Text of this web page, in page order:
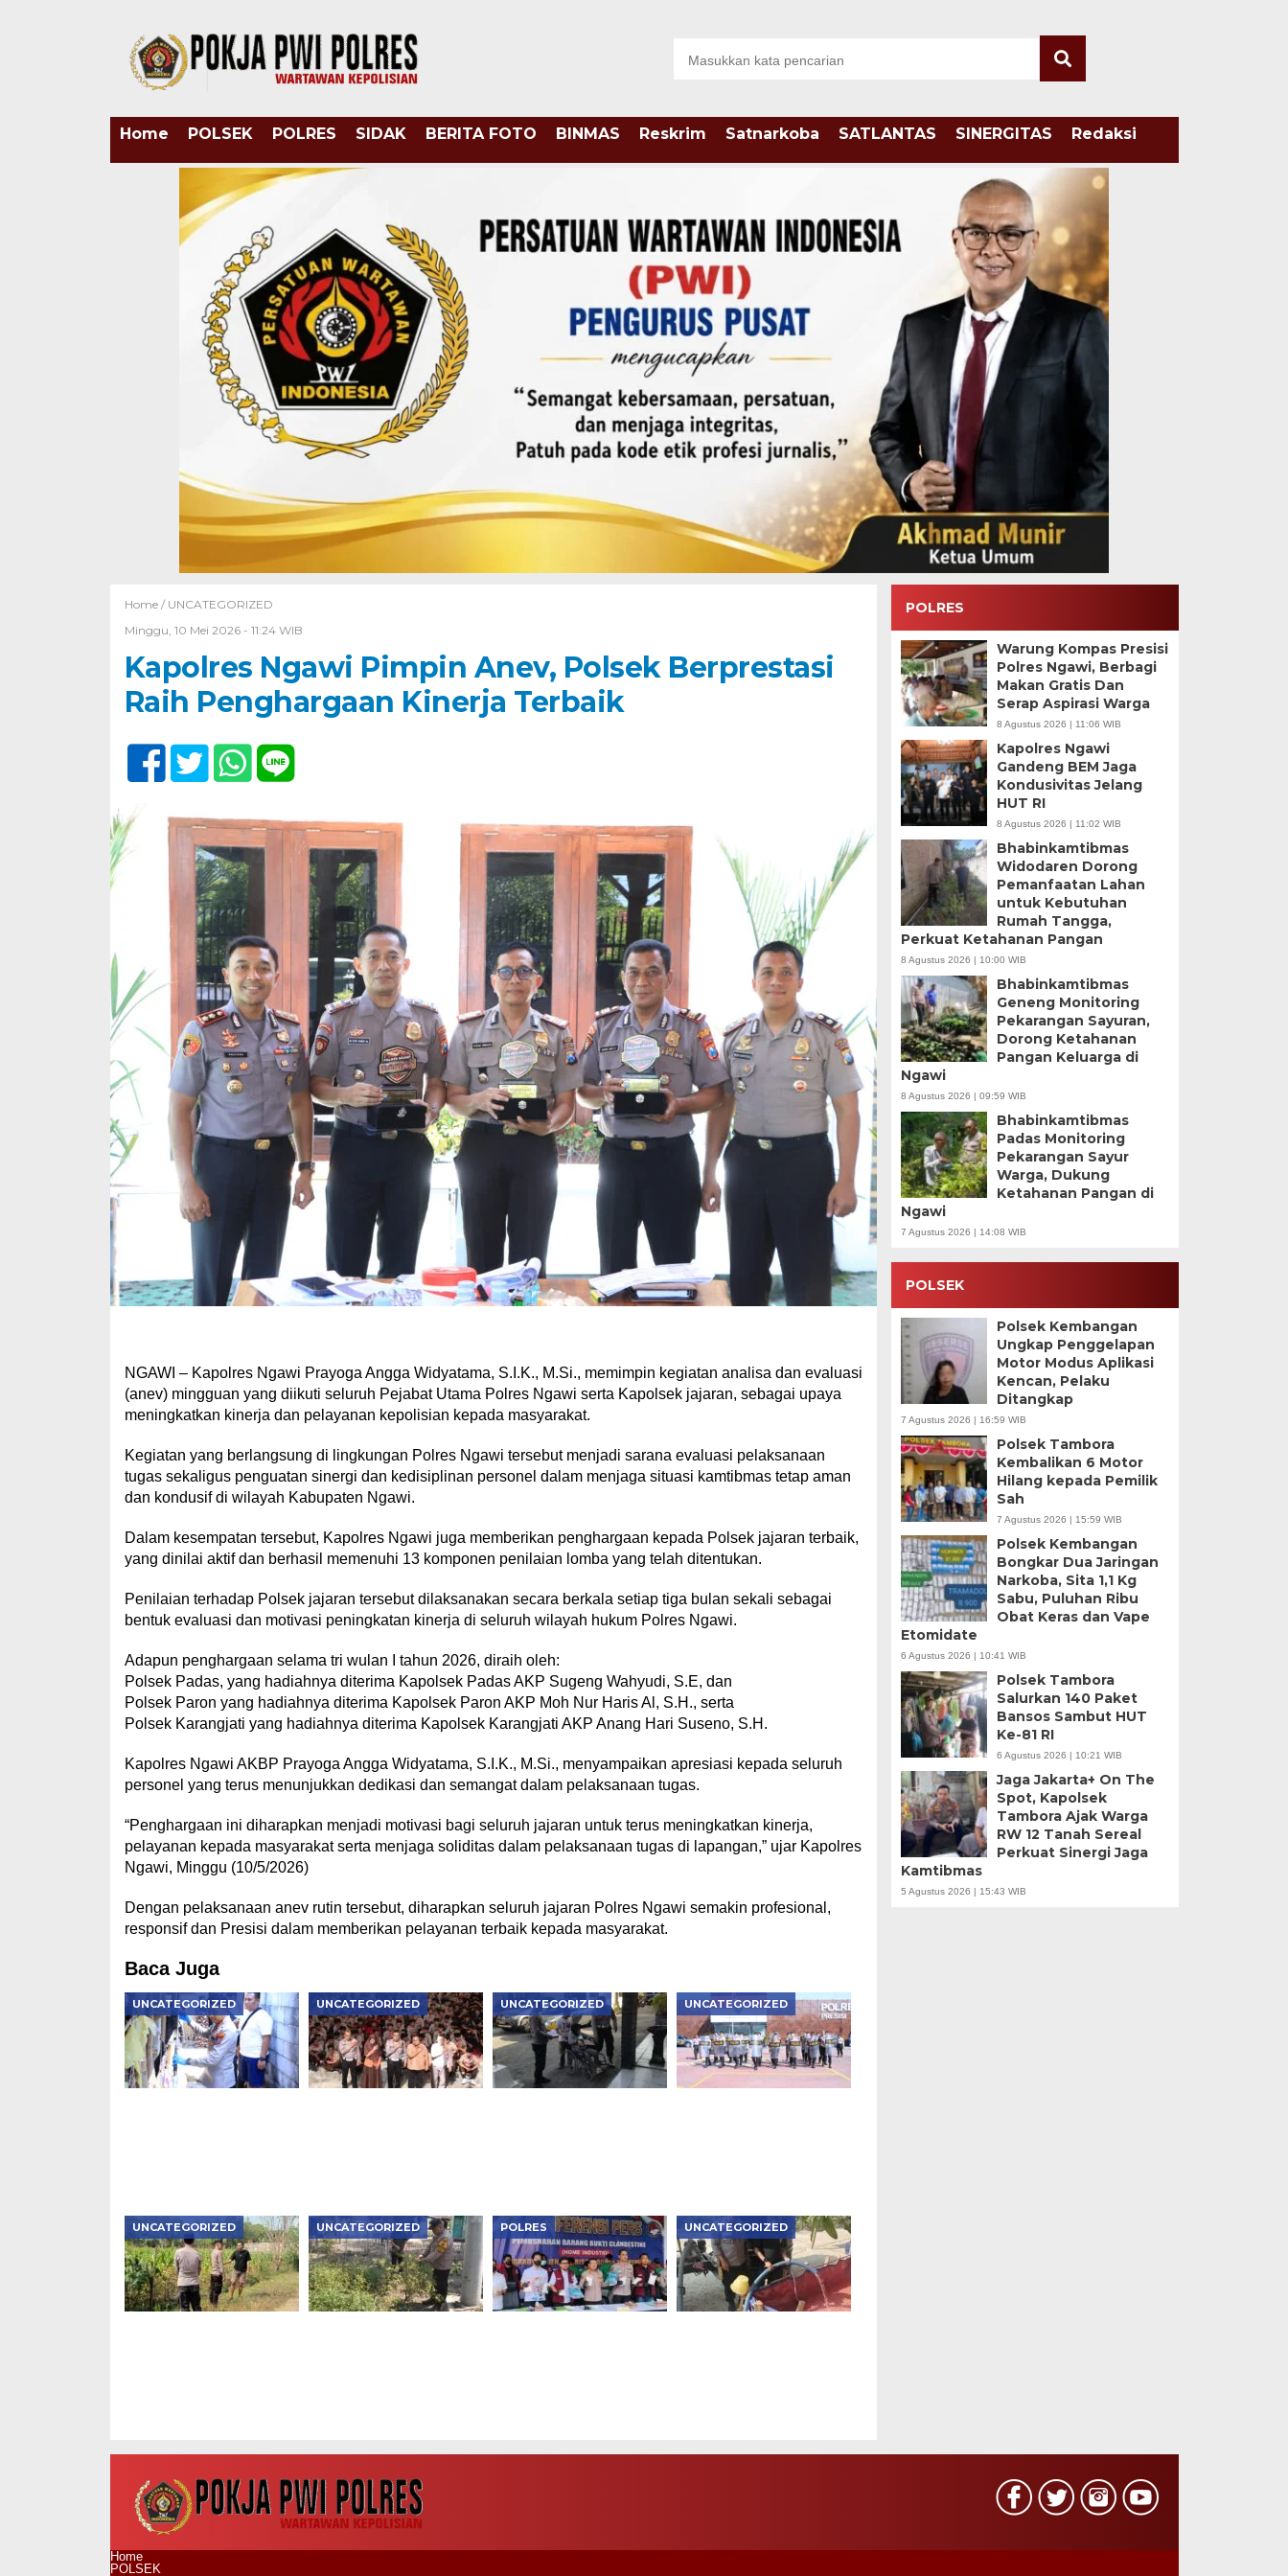
Home POLSEK POLRES SIDAK BERITA FOTO BINMAS Reskrim Satnarkoba SATLANTAS SINERGITAS Redaksi
Home / UNCATEGORIZED
Minggu, 10 Mei 2026 - 11:24 WIB
Kapolres Ngawi Pimpin Anev, Polsek Berprestasi
Raih Penghargaan Kinerja Terbaik
NGAWI – Kapolres Ngawi Prayoga Angga Widyatama, S.I.K., M.Si., memimpin kegiatan analisa dan evaluasi
(anev) mingguan yang diikuti seluruh Pejabat Utama Polres Ngawi serta Kapolsek jajaran, sebagai upaya
meningkatkan kinerja dan pelayanan kepolisian kepada masyarakat.
Kegiatan yang berlangsung di lingkungan Polres Ngawi tersebut menjadi sarana evaluasi pelaksanaan
tugas sekaligus penguatan sinergi dan kedisiplinan personel dalam menjaga situasi kamtibmas tetap aman
dan kondusif di wilayah Kabupaten Ngawi.
Dalam kesempatan tersebut, Kapolres Ngawi juga memberikan penghargaan kepada Polsek jajaran terbaik,
yang dinilai aktif dan berhasil memenuhi 13 komponen penilaian lomba yang telah ditentukan.
Penilaian terhadap Polsek jajaran tersebut dilaksanakan secara berkala setiap tiga bulan sekali sebagai
bentuk evaluasi dan motivasi peningkatan kinerja di seluruh wilayah hukum Polres Ngawi.
Adapun penghargaan selama tri wulan I tahun 2026, diraih oleh:
Polsek Padas, yang hadiahnya diterima Kapolsek Padas AKP Sugeng Wahyudi, S.E, dan
Polsek Paron yang hadiahnya diterima Kapolsek Paron AKP Moh Nur Haris Al, S.H., serta
Polsek Karangjati yang hadiahnya diterima Kapolsek Karangjati AKP Anang Hari Suseno, S.H.
Kapolres Ngawi AKBP Prayoga Angga Widyatama, S.I.K., M.Si., menyampaikan apresiasi kepada seluruh
personel yang terus menunjukkan dedikasi dan semangat dalam pelaksanaan tugas.
“Penghargaan ini diharapkan menjadi motivasi bagi seluruh jajaran untuk terus meningkatkan kinerja,
pelayanan kepada masyarakat serta menjaga soliditas dalam pelaksanaan tugas di lapangan,” ujar Kapolres
Ngawi, Minggu (10/5/2026)
Dengan pelaksanaan anev rutin tersebut, diharapkan seluruh jajaran Polres Ngawi semakin profesional,
responsif dan Presisi dalam memberikan pelayanan terbaik kepada masyarakat.
Baca Juga
UNCATEGORIZED UNCATEGORIZED UNCATEGORIZED UNCATEGORIZED
UNCATEGORIZED UNCATEGORIZED POLRES UNCATEGORIZED
POLRES
Warung Kompas Presisi
Polres Ngawi, Berbagi
Makan Gratis Dan
Serap Aspirasi Warga
8 Agustus 2026 | 11:06 WIB
Kapolres Ngawi
Gandeng BEM Jaga
Kondusivitas Jelang
HUT RI
8 Agustus 2026 | 11:02 WIB
Bhabinkamtibmas
Widodaren Dorong
Pemanfaatan Lahan
untuk Kebutuhan
Rumah Tangga,
Perkuat Ketahanan Pangan
8 Agustus 2026 | 10:00 WIB
Bhabinkamtibmas
Geneng Monitoring
Pekarangan Sayuran,
Dorong Ketahanan
Pangan Keluarga di
Ngawi
8 Agustus 2026 | 09:59 WIB
Bhabinkamtibmas
Padas Monitoring
Pekarangan Sayur
Warga, Dukung
Ketahanan Pangan di
Ngawi
7 Agustus 2026 | 14:08 WIB
POLSEK
Polsek Kembangan
Ungkap Penggelapan
Motor Modus Aplikasi
Kencan, Pelaku
Ditangkap
7 Agustus 2026 | 16:59 WIB
Polsek Tambora
Kembalikan 6 Motor
Hilang kepada Pemilik
Sah
7 Agustus 2026 | 15:59 WIB
Polsek Kembangan
Bongkar Dua Jaringan
Narkoba, Sita 1,1 Kg
Sabu, Puluhan Ribu
Obat Keras dan Vape
Etomidate
6 Agustus 2026 | 10:41 WIB
Polsek Tambora
Salurkan 140 Paket
Bansos Sambut HUT
Ke-81 RI
6 Agustus 2026 | 10:21 WIB
Jaga Jakarta+ On The
Spot, Kapolsek
Tambora Ajak Warga
RW 12 Tanah Sereal
Perkuat Sinergi Jaga
Kamtibmas
5 Agustus 2026 | 15:43 WIB
Home
POLSEK